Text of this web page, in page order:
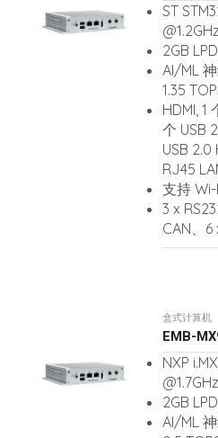
ST
@1.2GHz
2GB
AI/ML
1.35
HDMI, 1
个 USB
USB
RJ45
支持 Wi-
3 x
CAN、6
盒式计算机
EMB-
NXP
@1.7GHz
2GB
AI/ML